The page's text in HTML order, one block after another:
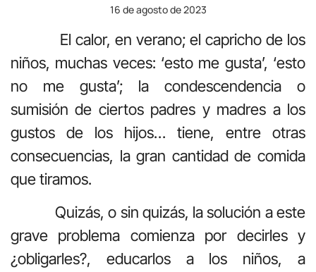
16 de agosto de 2023
El calor, en verano; el capricho de los
niños, muchas veces: ‘esto me gusta’, ‘esto
no me gusta’; la condescendencia o
sumisión de ciertos padres y madres a los
gustos de los hijos… tiene, entre otras
consecuencias, la gran cantidad de comida
que tiramos.
Quizás, o sin quizás, la solución a este
grave problema comienza por decirles y
¿obligarles?, educarlos a los niños, a